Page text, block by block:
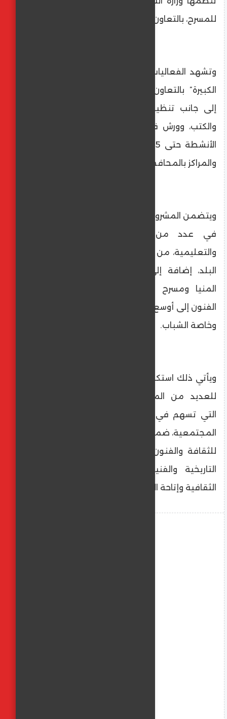
للمسرح، بالتعاون مع مختلف قطاعات الوزارة.
وتشهد الفعاليات تقديم عرض العرائس “الليلة
الكبيرة” بالتعاون مع مسرح القاهرة للعرائس،
إلى جانب تنظيم معارض للفنون التشكيلية
والكتب، وورش فنية متنوعة، على أن تستمر
والمراكز بالمحافظة.
ويتضمن المشروع تقديم عروض وفعاليات فنية
في عدد من القرى والمواقع الثقافية
والتعليمية، من بينها أبيوها والمعصرة وأطسا
البلد، إضافة إلى عروض بجامعة الأزهر فرع
المنيا ومسرح جامعة المنيا، بهدف وصول
الفنون إلى أوسع شريحة ممكنة من المواطنين،
وخاصة الشباب.
ويأتي ذلك استكمالًا لاستضافة محافظة المنيا
للعديد من المبادرات والمشروعات الإبداعية
التي تسهم في نشر الثقافة وتعزيز المشاركة
المجتمعية، ضمن فعاليات اختيار المنيا عاصمة
التاريخية والفنية، ودورها في دعم الحركة
الثقافية وإتاحة الفنون لجميع فئات المجتمع.